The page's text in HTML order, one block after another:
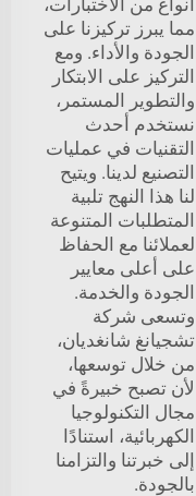
مما يبرز تركيزنا على
الجودة والأداء. ومع
التركيز على الابتكار
والتطوير المستمر،
نستخدم أحدث
التقنيات في عمليات
التصنيع لدينا. ويتيح
لنا هذا النهج تلبية
المتطلبات المتنوعة
لعملائنا مع الحفاظ
على أعلى معايير
الجودة والخدمة.
وتسعى شركة
تشجيانغ شانغديان،
من خلال توسعها،
لأن تصبح خبيرةً في
مجال التكنولوجيا
الكهربائية، استنادًا
إلى خبرتنا والتزامنا
بالجودة.